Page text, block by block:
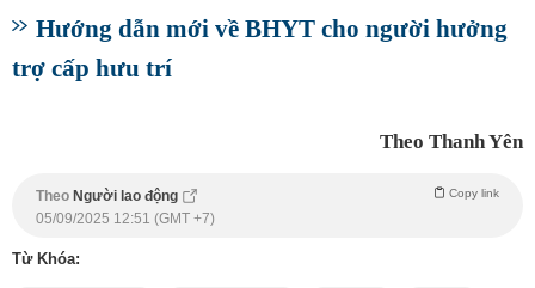
Hướng dẫn mới về BHYT cho người hưởng
trợ cấp hưu trí
Theo Thanh Yên
Theo Người lao động Copy link
05/09/2025 12:51 (GMT +7)
Từ Khóa: